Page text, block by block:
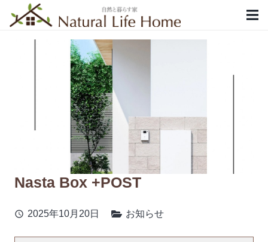
Nasta Box +POST
schedule 2025年10月20日 お知らせ